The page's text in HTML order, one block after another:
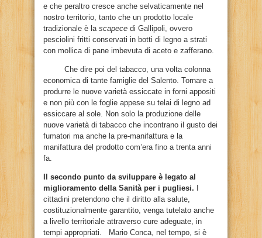
e che peraltro cresce anche selvaticamente nel
nostro territorio, tanto che un prodotto locale
tradizionale è la scapece di Gallipoli, ovvero
pesciolini fritti conservati in botti di legno a strati
con mollica di pane imbevuta di aceto e zafferano.
Che dire poi del tabacco, una volta colonna
economica di tante famiglie del Salento. Tornare a
produrre le nuove varietà essiccate in forni appositi
e non più con le foglie appese su telai di legno ad
essiccare al sole. Non solo la produzione delle
nuove varietà di tabacco che incontrano il gusto dei
fumatori ma anche la pre-manifattura e la
manifattura del prodotto com’era fino a trenta anni
fa.
Il secondo punto da sviluppare è legato al
miglioramento della Sanità per i pugliesi. I
cittadini pretendono che il diritto alla salute,
costituzionalmente garantito, venga tutelato anche
a livello territoriale attraverso cure adeguate, in
tempi appropriati. Mario Conca, nel tempo, si è